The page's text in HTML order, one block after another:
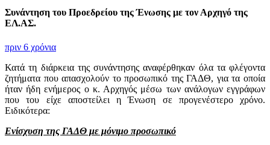
Συνάντηση του Προεδρείου της Ένωσης με τον Αρχηγό της
ΕΛ.ΑΣ.
πριν 6 χρόνια
Κατά τη διάρκεια της συνάντησης αναφέρθηκαν όλα τα φλέγοντα
ζητήματα που απασχολούν το προσωπικό της ΓΑΔΘ, για τα οποία
ήταν ήδη ενήμερος ο κ. Αρχηγός μέσω των ανάλογων εγγράφων
που του είχε αποστείλει η Ένωση σε προγενέστερο χρόνο.
Ειδικότερα:
Ενίσχυση της ΓΑΔΘ με μόνιμο προσωπικό